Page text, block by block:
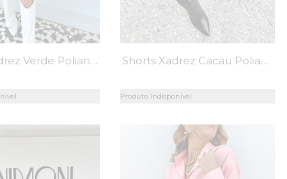
Shorts Xadrez Verde Polianna - MiniMoni Shorts Xadrez Cacau Polianna - MiniMoni
Produto Indisponível